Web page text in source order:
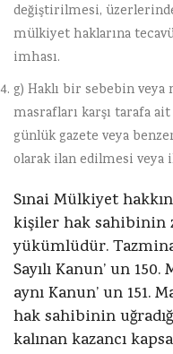
değiştirilmesi,
mülkiyet haklarına
imhası.
g) Haklı bir sebebin
masrafları karşı tarafa
günlük gazete veya
olarak ilan edilmesi
Sınai Mülkiyet
kişiler hak sahibinin
yükümlüdür.
Sayılı Kanun’ un
aynı Kanun’ un
hak sahibinin
kalınan kazancı